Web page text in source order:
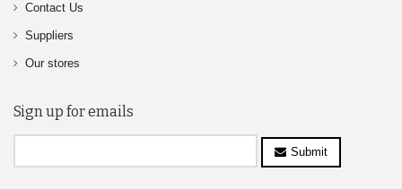
Contact Us
Suppliers
Our stores
Sign up for emails
Submit